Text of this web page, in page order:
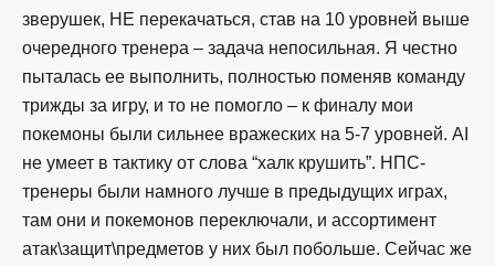
зверушек, НЕ перекачаться, став на 10 уровней выше
очередного тренера – задача непосильная. Я честно
пыталась ее выполнить, полностью поменяв команду
трижды за игру, и то не помогло – к финалу мои
покемоны были сильнее вражеских на 5-7 уровней. AI
не умеет в тактику от слова “халк крушить”. НПС-
тренеры были намного лучше в предыдущих играх,
там они и покемонов переключали, и ассортимент
атак\защит\предметов у них был побольше. Сейчас же